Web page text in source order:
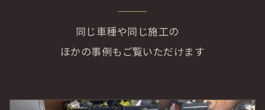
同じ車種や同じ施工の
ほかの事例もご覧いただけます